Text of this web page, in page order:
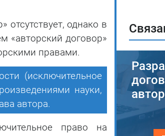
отсутствует, однако в
«авторский договор»
правами.
(исключительное
науки,
автора.
право на